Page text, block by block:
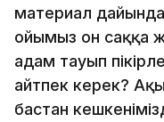
материал
ойымыз он саққа
адам тауып
Қайтпек керек?
бастан